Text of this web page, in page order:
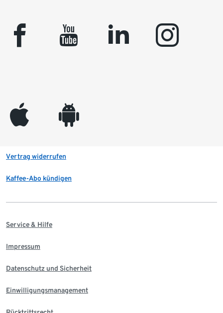
facebook youtube linkedin instagram
appleinc android
Vertrag widerrufen
Kaffee-Abo kündigen
Service & Hilfe
Impressum
Datenschutz und Sicherheit
Einwilligungsmanagement